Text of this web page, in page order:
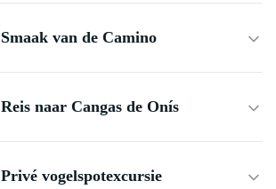
Smaak van de Camino
Reis naar Cangas de Onís
Privé vogelspotexcursie